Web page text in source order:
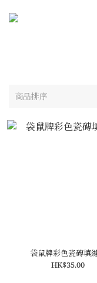
商品排序
袋鼠牌彩色瓷磚填
HK$35.00